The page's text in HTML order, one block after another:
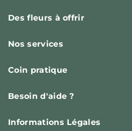
Des fleurs à offrir
Nos services
Coin pratique
Besoin d'aide ?
Informations Légales